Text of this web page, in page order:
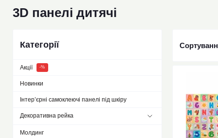
3D панелі дитячі
Категорії
Акції -%
Новинки
Інтер’єрні самоклеючі панелі під шкіру
Декоративна рейка
Рейки 110х10х2900мм
Молдинг